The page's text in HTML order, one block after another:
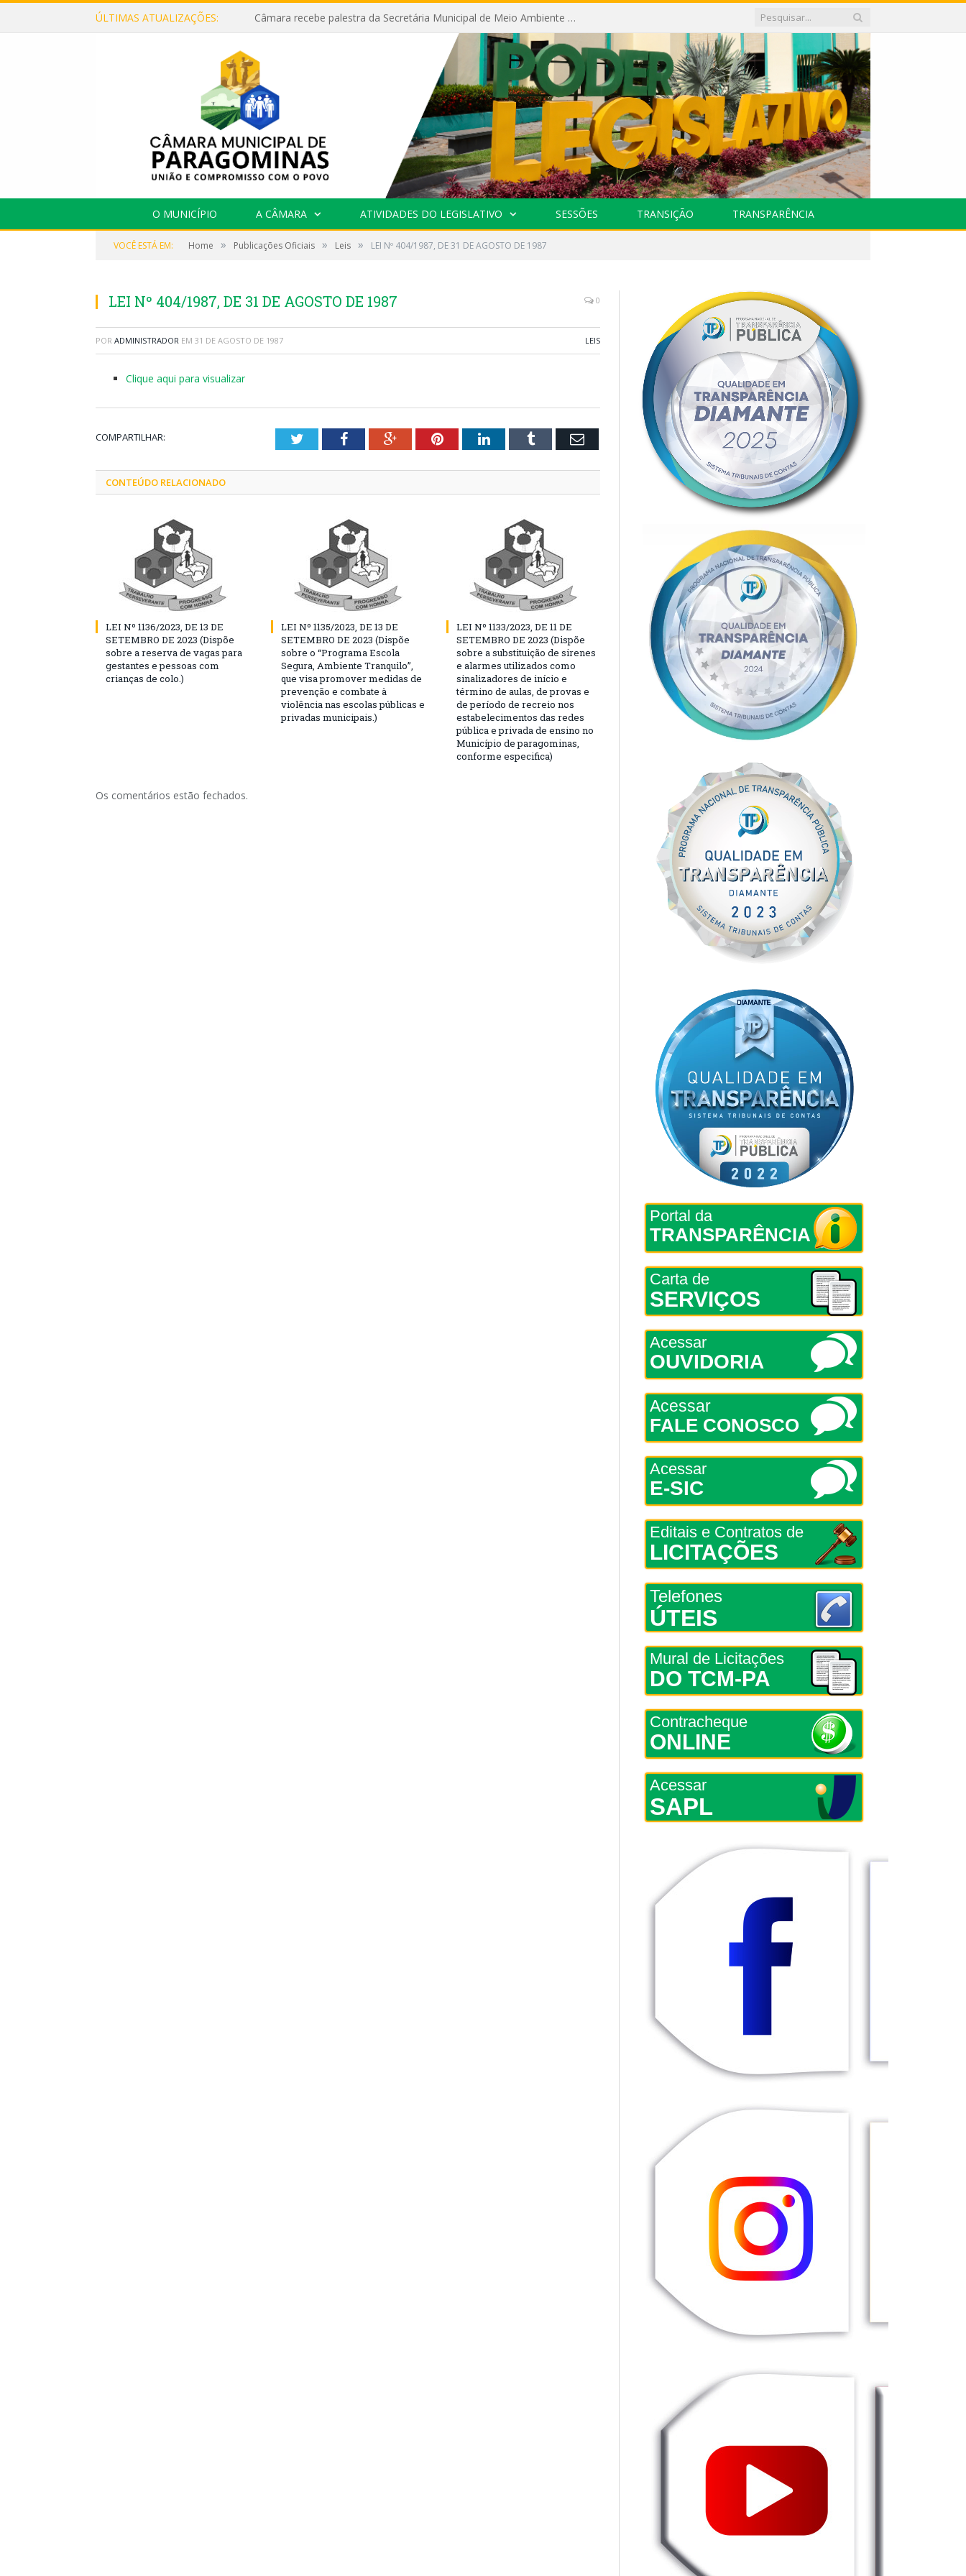
ÚLTIMAS ATUALIZAÇÕES: Câmara recebe palestra da Secretária Municipal de Meio Ambiente sobre as ações da “SEMANA DO MEIO AMBIENTE”
O MUNICÍPIO A CÂMARA ATIVIDADES DO LEGISLATIVO SESSÕES TRANSIÇÃO TRANSPARÊNCIA
VOCÊ ESTÁ EM: Home » Publicações Oficiais » Leis » LEI Nº 404/1987, DE 31 DE AGOSTO DE 1987
LEI Nº 404/1987, DE 31 DE AGOSTO DE 1987 0
POR ADMINISTRADOR EM 31 DE AGOSTO DE 1987 LEIS
Clique aqui para visualizar
COMPARTILHAR: TwitterFacebookGoogle+PinterestLinkedInTumblr Email
CONTEÚDO RELACIONADO
LEI Nº 1136/2023, DE 13 DE
SETEMBRO DE 2023 (Dispõe
sobre a reserva de vagas para
gestantes e pessoas com
crianças de colo.)
LEI Nº 1135/2023, DE 13 DE
SETEMBRO DE 2023 (Dispõe
sobre o “Programa Escola
Segura, Ambiente Tranquilo”,
que visa promover medidas de
prevenção e combate à
violência nas escolas públicas e
privadas municipais.)
LEI Nº 1133/2023, DE 11 DE
SETEMBRO DE 2023 (Dispõe
sobre a substituição de sirenes
e alarmes utilizados como
sinalizadores de início e
término de aulas, de provas e
de período de recreio nos
estabelecimentos das redes
pública e privada de ensino no
Município de paragominas,
conforme especifica)
Os comentários estão fechados.
Portal da
TRANSPARÊNCIA
Carta de
SERVIÇOS
Acessar
OUVIDORIA
Acessar
FALE CONOSCO
Acessar
E-SIC
Editais e Contratos de
LICITAÇÕES
Telefones
ÚTEIS
Mural de Licitações
DO TCM-PA
Contracheque
ONLINE
Acessar
SAPL